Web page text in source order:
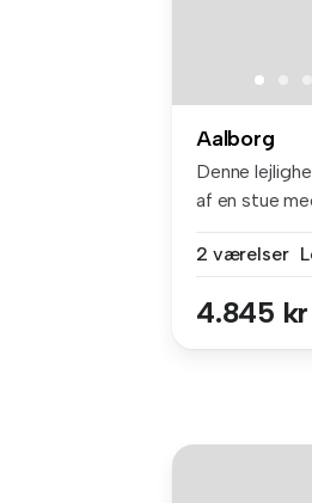
Aalborg
Denne
af en stue
2 værelser
4.845 kr